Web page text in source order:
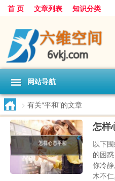
首 页 文章列表 知识分类
网站导航
> 有关“平和”的文章
怎样
以下
的困
你冷
木不